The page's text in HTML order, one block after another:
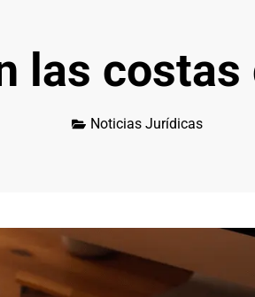
las
Noticias Jurídicas